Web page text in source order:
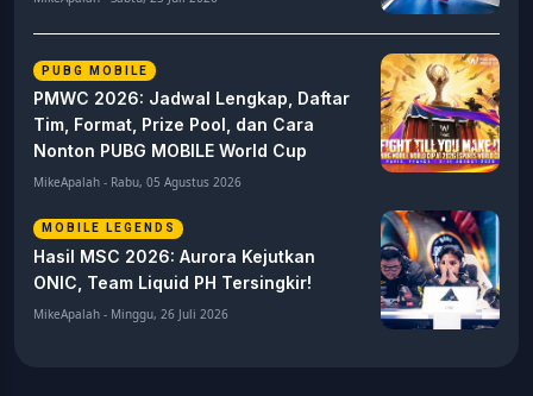
PUBG MOBILE
PMWC 2026: Jadwal Lengkap, Daftar
Tim, Format, Prize Pool, dan Cara
Nonton PUBG MOBILE World Cup
MikeApalah - Rabu, 05 Agustus 2026
MOBILE LEGENDS
Hasil MSC 2026: Aurora Kejutkan
ONIC, Team Liquid PH Tersingkir!
MikeApalah - Minggu, 26 Juli 2026